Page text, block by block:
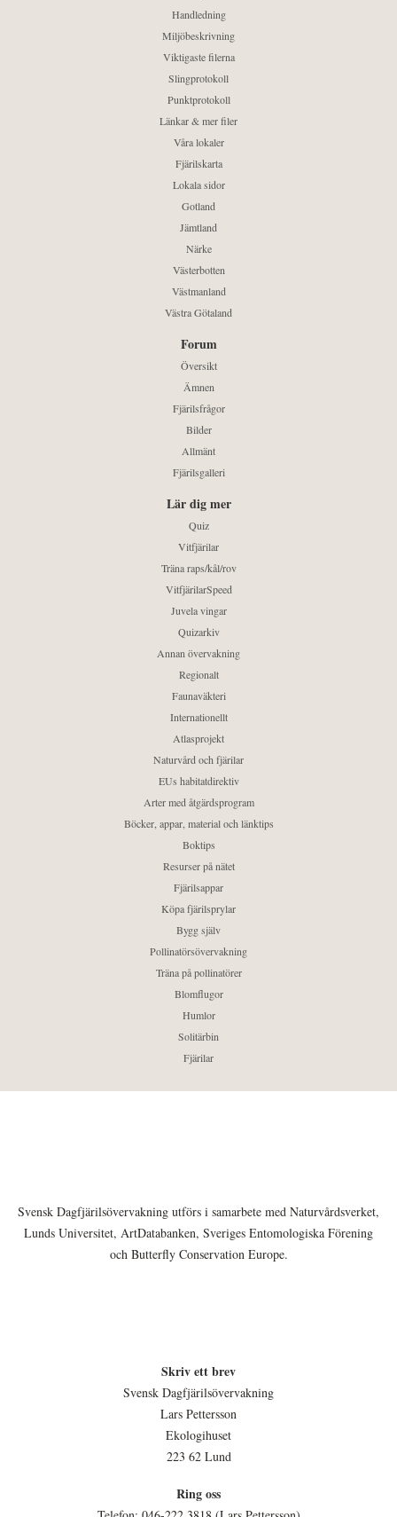
Handledning
Miljöbeskrivning
Viktigaste filerna
Slingprotokoll
Punktprotokoll
Länkar & mer filer
Våra lokaler
Fjärilskarta
Lokala sidor
Gotland
Jämtland
Närke
Västerbotten
Västmanland
Västra Götaland
Forum
Översikt
Ämnen
Fjärilsfrågor
Bilder
Allmänt
Fjärilsgalleri
Lär dig mer
Quiz
Vitfjärilar
Träna raps/kål/rov
VitfjärilarSpeed
Juvela vingar
Quizarkiv
Annan övervakning
Regionalt
Faunaväkteri
Internationellt
Atlasprojekt
Naturvård och fjärilar
EUs habitatdirektiv
Arter med åtgärdsprogram
Böcker, appar, material och länktips
Boktips
Resurser på nätet
Fjärilsappar
Köpa fjärilsprylar
Bygg själv
Pollinatörsövervakning
Träna på pollinatörer
Blomflugor
Humlor
Solitärbin
Fjärilar
Svensk Dagfjärilsövervakning utförs i samarbete med Naturvårdsverket,
Lunds Universitet, ArtDatabanken, Sveriges Entomologiska Förening
och Butterfly Conservation Europe.
Skriv ett brev
Svensk Dagfjärilsövervakning
Lars Pettersson
Ekologihuset
223 62 Lund
Ring oss